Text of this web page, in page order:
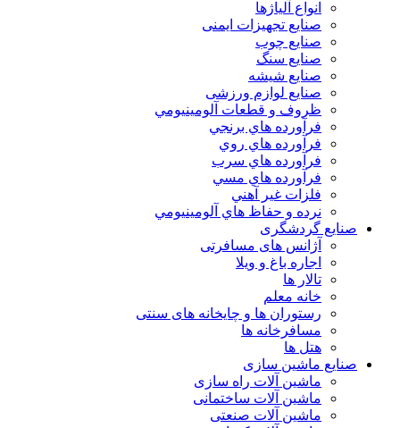
انواع آلياژها
صنایع تجهیزات ایمنی
صنایع چوب
صنایع سنگ
صنایع شیشه
صنایع لوازم ورزشی
ظروف و قطعات آلومينيومي
فرآورده هاي برنجي
فرآورده هاي روي
فرآورده هاي سرب
فرآورده هاي مسي
فلزات غير آهني
نرده و حفاظ هاي آلومينيومي
صنایع گردشگری
آژانس های مسافرتی
اجاره باغ و ویلا
تالار ها
خانه معلم
رستوران ها و چایخانه های سنتی
مسافرخانه ها
هتل ها
صنایع ماشین سازی
ماشین آلات راه سازی
ماشین آلات ساختمانی
ماشین آلات صنعتی